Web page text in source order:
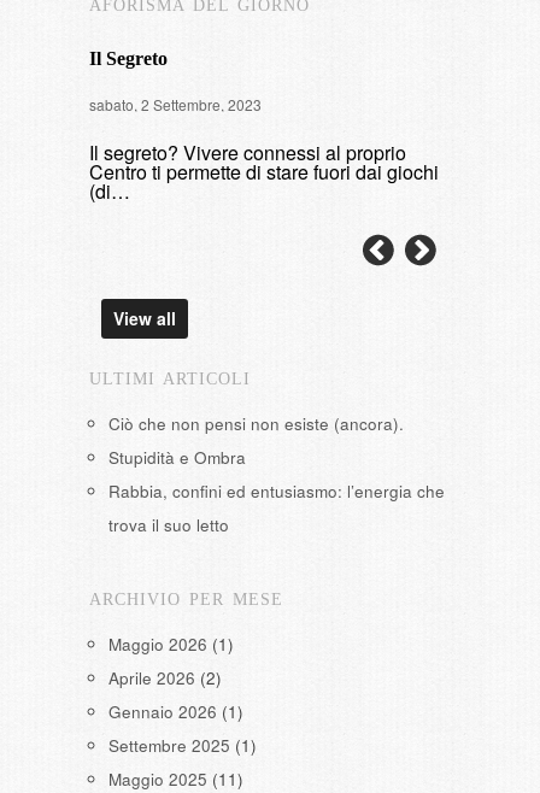
AFORISMA DEL GIORNO
Il Segreto
sabato, 2 Settembre, 2023
Il segreto? Vivere connessi al proprio
Centro ti permette di stare fuori dai giochi
(di…
View all
ULTIMI ARTICOLI
Ciò che non pensi non esiste (ancora).
Stupidità e Ombra
Rabbia, confini ed entusiasmo: l’energia che
trova il suo letto
ARCHIVIO PER MESE
Maggio 2026 (1)
Aprile 2026 (2)
Gennaio 2026 (1)
Settembre 2025 (1)
Maggio 2025 (11)